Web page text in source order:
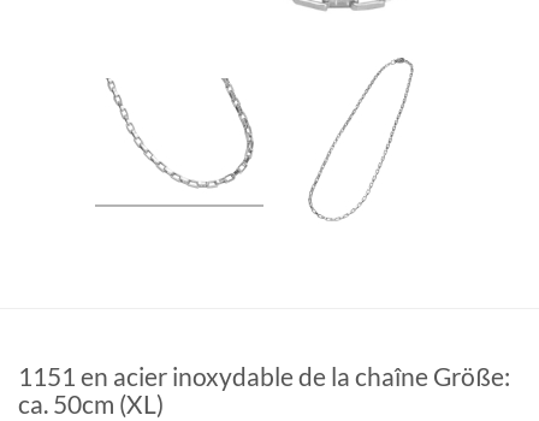
1151 en acier inoxydable de la chaîne Größe:
ca. 50cm (XL)